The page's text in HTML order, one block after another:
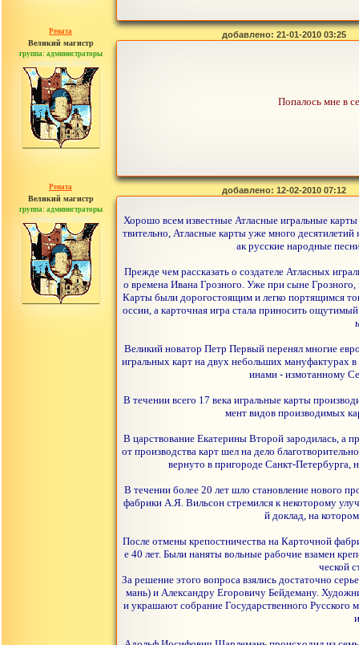
Рената
Великий магистр
группа: администраторы
сообщений: 30442
добавлено: 21-01-2010 03:25
Попалось мне в
Рената
Великий магистр
группа: администраторы
сообщений: 30442
добавлено: 12-02-2010 07:12
Хорошо всем известные Атласные игральные
твительно, Атласные карты уже много
ак русские народные
Прежде чем рассказать о создателе Атласных
о времена Ивана Грозного. Уже при сыне
Карты были дорогостоящим и легко портящимся
оссии, а карточная игра стала приносить
Великий новатор Петр Первый перенял многие
игральных карт на двух небольших мануфактурах
инами - измотанному
В течении всего 17 века игральные карты
мент видов производимых
В царствование Екатерины Второй зародилась, а
от производства карт шел на дело
вернуто в пригороде Санкт-Петербурга,
В течении более 20 лет шло становление нового
фабрики А.Я. Вильсон стремился к некоторому
й доклад, на
После отмены крепостничества на Карточной
е 40 лет. Были наняты вольные рабочие взамен
ческой
За решение этого вопроса взялись достаточно
мань) и Александру Егоровичу Бейдеману.
и украшают собрание Государственного